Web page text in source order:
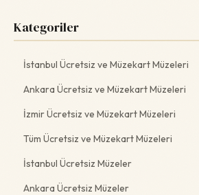
Kategoriler
İstanbul Ücretsiz ve Müzekart Müzeleri
Ankara Ücretsiz ve Müzekart Müzeleri
İzmir Ücretsiz ve Müzekart Müzeleri
Tüm Ücretsiz ve Müzekart Müzeleri
İstanbul Ücretsiz Müzeler
Ankara Ücretsiz Müzeler